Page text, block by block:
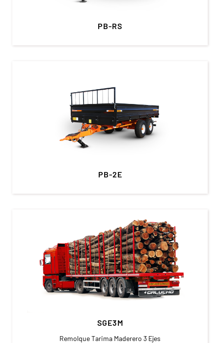
PB-RS
PB-2E
SGE3M
Remolque Tarima Maderero 3 Ejes